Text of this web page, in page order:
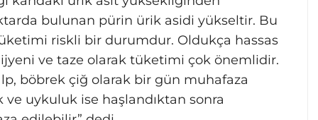
bulunan pürin ürik asidi yükseltir. Bu
riskli bir durumdur. Oldukça hassas
ve taze olarak tüketimi çok önemlidir.
böbrek çiğ olarak bir gün muhafaza
uykuluk ise haşlandıktan sonra